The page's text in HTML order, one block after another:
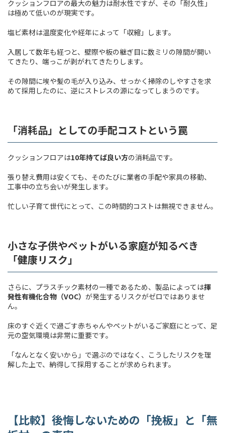
クッションフロアの最大の魅力は耐水性ですが、その「耐久性」
は極めて低いのが現実です。
塩ビ素材は温度変化や経年によって「収縮」します。
入居して数年も経つと、壁際や板の継ぎ目に数ミリの隙間が開い
てきたり、端っこが剥がれてきたりします。
その隙間に埃や髪の毛が入り込み、せっかく掃除のしやすさを求
めて採用したのに、逆にストレスの源になってしまうのです。
「消耗品」としての手配コストという罠
クッションフロアは10年持てば良い方の消耗品です。
張り替え費用は安くても、そのたびに業者の手配や家具の移動、
工事中の立ち会いが発生します。
忙しい子育て世代にとって、この時間的コストは無視できません。
小さな子供やペットがいる家庭が知るべき
「健康リスク」
さらに、プラスチック素材の一種であるため、製品によっては揮
発性有機化合物（VOC） が発生するリスクがゼロではありませ
ん。
床のすぐ近くで過ごす赤ちゃんやペットがいるご家庭にとって、足
元の空気環境は非常に重要です。
「なんとなく安いから」で選ぶのではなく、こうしたリスクを理
解した上で、納得して採用することが求められます。
【比較】後悔しないための「挽板」と「無